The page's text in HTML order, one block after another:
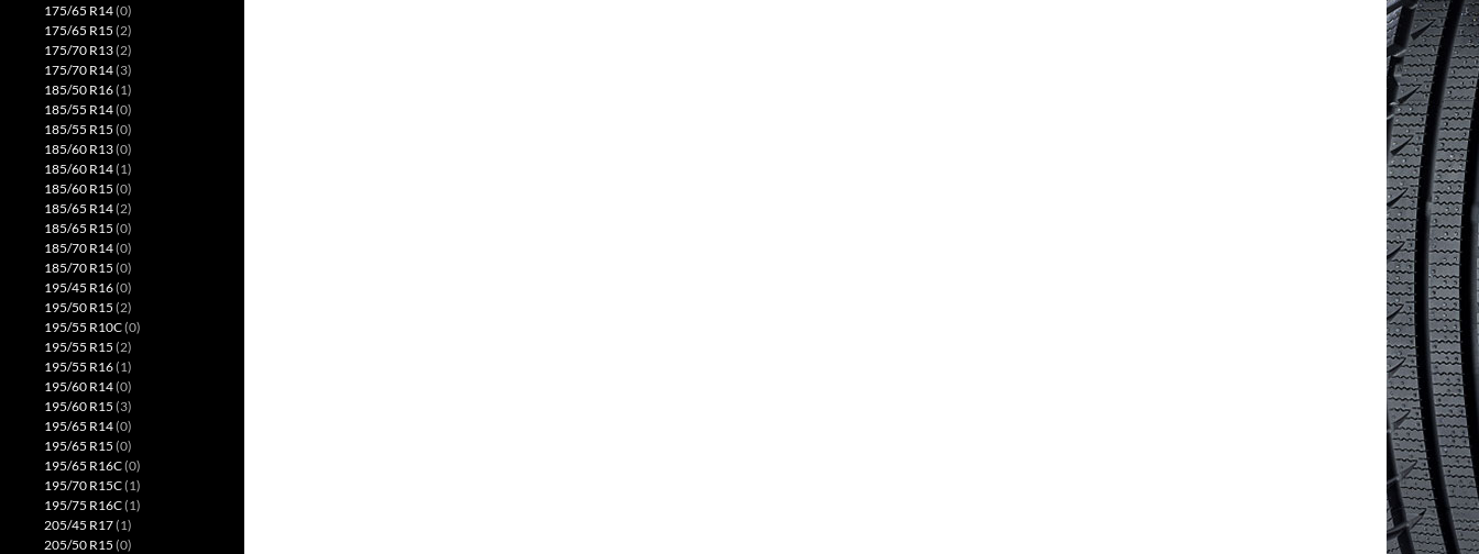
175/65 R14(0)
175/65 R15 (2)
175/70 R13(2)
175/70 R14(3)
185/50 R16(1)
185/55 R14(0)
185/55 R15 (0)
185/60 R13(0)
185/60 R14(1)
185/60 R15 (0)
185/65 R14(2)
185/65 R15 (0)
185/70 R14(0)
185/70 R15 (0)
195/45 R16(0)
195/50 R15 (2)
195/55 R10C(0)
195/55 R15 (2)
195/55 R16(1)
195/60 R14(0)
195/60 R15 (3)
195/65 R14(0)
195/65 R15 (0)
195/65 R16C(0)
195/70 R15C(1)
195/75 R16C(1)
205/45 R17(1)
205/50 R15 (0)